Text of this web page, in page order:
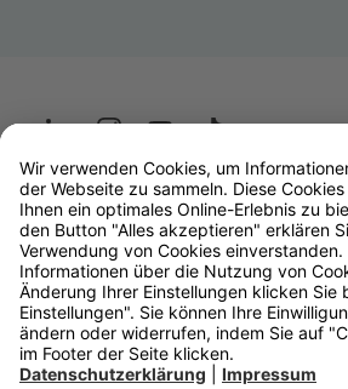
Wüstenrot
W&W Gruppe
OLB Bank
Makler
Impressum
Datenschutz